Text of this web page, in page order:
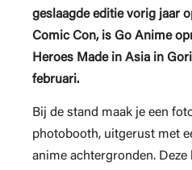
geslaagde editie vorig jaar
Comic Con, is Go Anime
Heroes Made in Asia in
februari.
Bij de stand maak je een
photobooth, uitgerust met
anime achtergronden.